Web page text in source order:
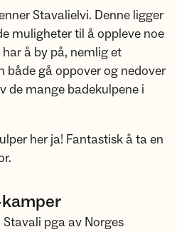
Stavalielvi. Denne ligger
muligheter til å oppleve noe
å by på, nemlig et
både gå oppover og nedover
de mange badekulpene i
her ja! Fantastisk å ta en
pga av Norges